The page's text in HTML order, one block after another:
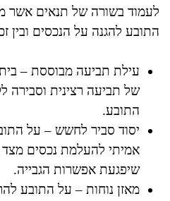
לעמוד בשורה של תנאים אשר
התובע להגנה על הנכסים ובין
עילת תביעה מבוססת –
של תביעה רצינית וסבירה
התובע.
יסוד סביר לחשש – על
אמיתי להעלמת נכסים
שיפגעת אפשרות הגבייה.
מאזן נוחות – על התובע